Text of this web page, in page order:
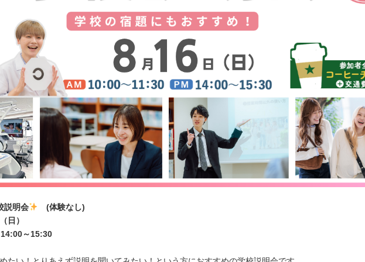
説明会
(体験なし)
日）
～15:30